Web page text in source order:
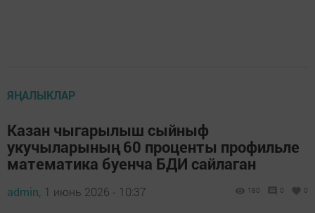
ЯҢАЛЫКЛАР
Казан чыгарылыш сыйныф
укучыларының 60 проценты профильле
математика буенча БДИ сайлаган
admin, 1 июнь 2026 - 10:37 180 0 0